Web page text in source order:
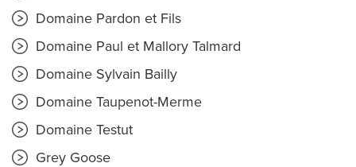
Domaine Pardon et Fils
Domaine Paul et Mallory Talmard
Domaine Sylvain Bailly
Domaine Taupenot-Merme
Domaine Testut
Grey Goose